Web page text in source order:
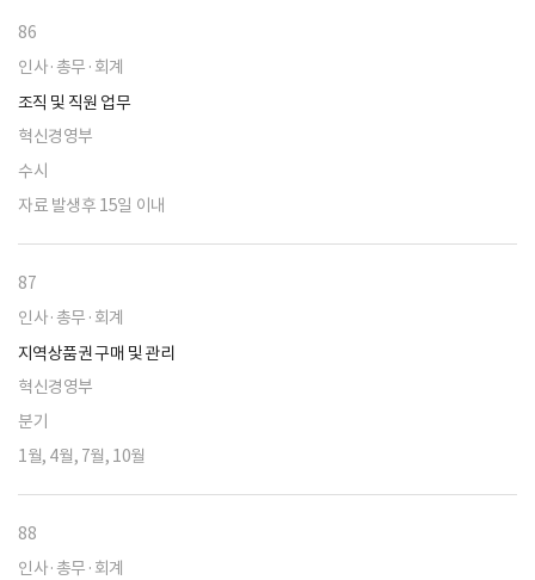
86
인사·총무·회계
조직 및 직원 업무
혁신경영부
수시
자료 발생후 15일 이내
87
인사·총무·회계
지역상품권 구매 및 관리
혁신경영부
분기
1월, 4월, 7월, 10월
88
인사·총무·회계